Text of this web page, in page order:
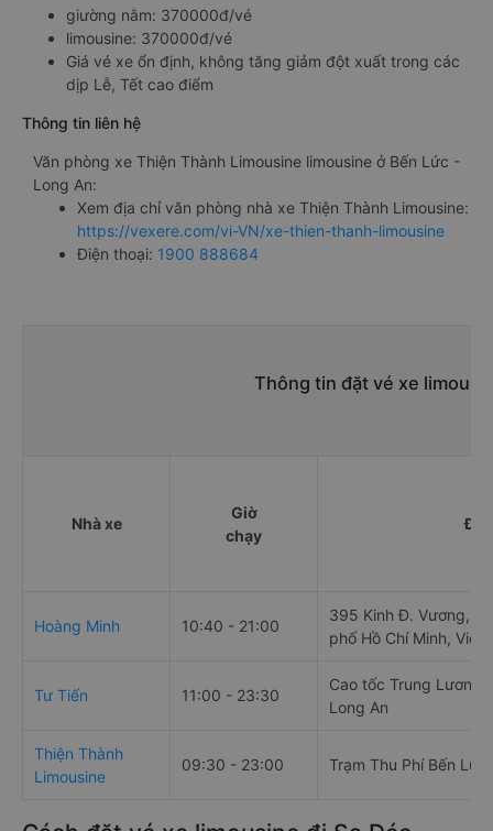
giường nằm: 370000đ/vé
limousine: 370000đ/vé
Giá vé xe ổn định, không tăng giảm đột xuất trong các
dịp Lễ, Tết cao điểm
Thông tin liên hệ
Văn phòng xe Thiện Thành Limousine limousine ở Bến Lức -
Long An:
Xem địa chỉ văn phòng nhà xe Thiện Thành Limousine:
https://vexere.com/vi-VN/xe-thien-thanh-limousine
Điện thoại: 1900 888684
Thông tin đặt vé xe
Nhà xe
Giờ
chạy
Hoàng Minh 10:40 - 21:00
395 Kinh Đ. Vương,
phố Hồ Chí Minh, Việt
Tư Tiến 11:00 - 23:30
Cao tốc Trung Lương
Long An
Thiện Thành
Limousine
09:30 - 23:00 Trạm Thu Phí Bến Lức